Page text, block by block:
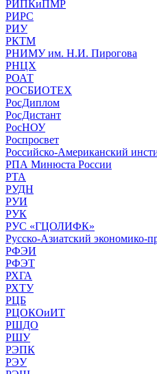
РИПКиПМР
РИРС
РИУ
РКТМ
РНИМУ им. Н.И. Пирогова
РНЦХ
РОАТ
РОСБИОТЕХ
РосДиплом
РосДистант
РосНОУ
Роспросвет
Российско-Американский
РПА Минюста России
РТА
РУДН
РУИ
РУК
РУС «ГЦОЛИФК»
Русско-Азиатский экономико-
РФЭИ
РФЭТ
РХГА
РХТУ
РЦБ
РЦОКОиИТ
РШДО
РШУ
РЭПК
РЭУ